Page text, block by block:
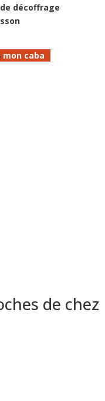
décoffrage
caba
de chez